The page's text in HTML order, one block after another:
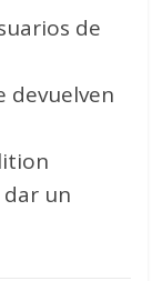
de
devuelven
un